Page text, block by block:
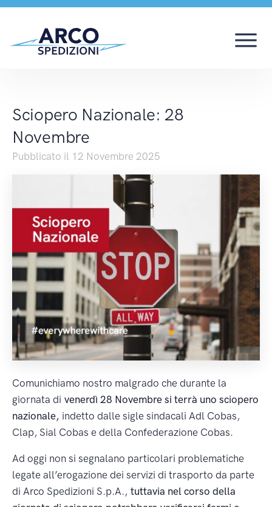
Sciopero Nazionale:
Sciopero Nazionale: 28
Novembre
Pubblicato il 12 Novembre 2025
Comunichiamo nostro malgrado che durante la
giornata di venerdì 28 Novembre si terrà uno sciopero
nazionale, indetto dalle sigle sindacali Adl Cobas,
Clap, Sial Cobas e della Confederazione Cobas.
Ad oggi non si segnalano particolari problematiche
legate all’erogazione dei servizi di trasporto da parte
di Arco Spedizioni S.p.A., tuttavia nel corso della